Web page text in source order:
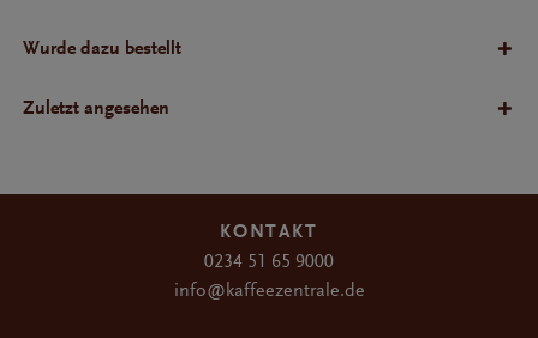
Wurde dazu bestellt
Zuletzt angesehen
KONTAKT
0234 51 65 9000
info@kaffeezentrale.de